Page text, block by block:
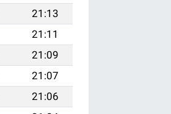
21:13
21:11
21:09
21:07
21:06